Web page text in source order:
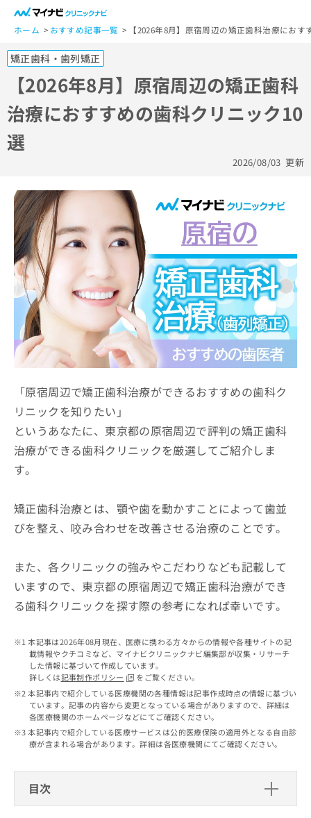
ホーム おすすめ記事一覧 【2026年8月】原宿周辺の矯正歯科治療にお
矯正歯科・歯列矯正
【2026年8月】原宿周辺の矯正歯科
治療におすすめの歯科クリニック10
選
2026/08/03 更新
「原宿周辺で矯正歯科治療ができるおすすめの歯科ク
リニックを知りたい」
というあなたに、東京都の原宿周辺で評判の矯正歯科
治療ができる歯科クリニックを厳選してご紹介しま
す。
矯正歯科治療とは、顎や歯を動かすことによって歯並
びを整え、咬み合わせを改善させる治療のことです。
また、各クリニックの強みやこだわりなども記載して
いますので、東京都の原宿周辺で矯正歯科治療ができ
る歯科クリニックを探す際の参考になれば幸いです。
本記事は2026年08月現在、医療に携わる方々からの情報や各種サイトの記
載情報やクチコミなど、マイナビクリニックナビ編集部が収集・リサーチ
した情報に基づいて作成しています。
詳しくは記事制作ポリシー
をご覧ください。
本記事内で紹介している医療機関の各種情報は記事作成時点の情報に基づい
ています。記事の内容から変更となっている場合がありますので、詳細は
各医療機関のホームページなどにてご確認ください。
本記事内で紹介している医療サービスは公的医療保険の適用外となる自由診
療が含まれる場合があります。詳細は各医療機関にてご確認ください。
目次
一
般
ー
ザ
ー
の
方
は
こ
マ
イ
ナ
ビ
ク
リ
ッ
ク
ナ
ビ
関
す
る
お
問
い
合
は
こ
こち
らは
マイ
ナビ
ニッ
クナ
ビサ
イト
お問
合せ
フォ
ーム
とな
す。
ニッ
クの
医
療
関
係
者
こ
ち
ら
広
告
出
稿
の
お
い
合
わ
こ
ち
料
求
こ
広
告
代
理
店
の
は
こ
ち
広
告
出
の
合
は